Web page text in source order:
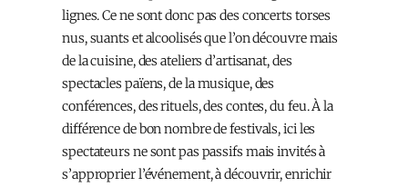
lignes. Ce ne sont donc pas des concerts torses
nus, suants et alcoolisés que l’on découvre mais
de la cuisine, des ateliers d’artisanat, des
spectacles païens, de la musique, des
conférences, des rituels, des contes, du feu. À la
différence de bon nombre de festivals, ici les
spectateurs ne sont pas passifs mais invités à
s’approprier l’événement, à découvrir, enrichir